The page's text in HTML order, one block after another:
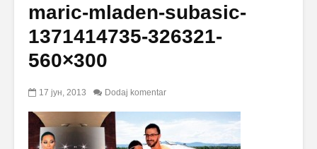
maric-mladen-subasic-
1371414735-326321-
560×300
17 јун, 2013 Dodaj komentar